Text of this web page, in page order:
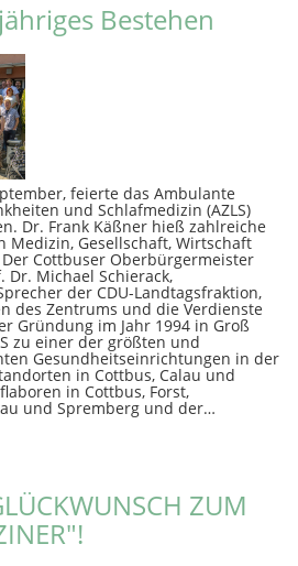
Bestehen
feierte das Ambulante
und Schlafmedizin (AZLS)
Dr. Frank Käßner hieß zahlreiche
Medizin, Gesellschaft, Wirtschaft
Cottbuser Oberbürgermeister
Dr. Michael Schierack,
der CDU-Landtagsfraktion,
des Zentrums und die Verdienste
Gründung im Jahr 1994 in Groß
zu einer der größten und
Gesundheitseinrichtungen in der
in Cottbus, Calau und
in Cottbus, Forst,
und Spremberg und der…
ZUM